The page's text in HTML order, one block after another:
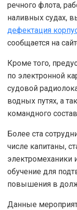
речного флота,
наливных судах,
дефектация
сообщается на
Кроме того,
по электронной
судовой
водных путях, а
командного
Более ста
числе капитаны,
электромеханики
обучение для
повышения в
Данные